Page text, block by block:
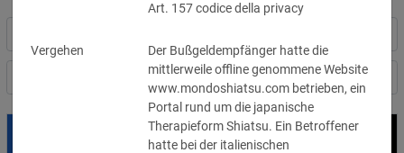
Nach Land filtern
Bußgeld Empfänger
Art. 157 codice della privacy
Vergehen
Der Bußgeldempfänger hatte die
mittlerweile offline genommene Website
www.mondoshiatsu.com betrieben, ein
Portal rund um die japanische
Therapieform Shiatsu. Ein Betroffener
hatte bei der italienischen